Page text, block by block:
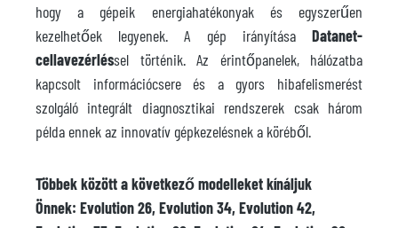
hogy a gépeik energiahatékonyak és egyszerűen
kezelhetőek legyenek. A gép irányítása Datanet-
cellavezérléssel történik. Az érintőpanelek, hálózatba
kapcsolt információcsere és a gyors hibafelismerést
szolgáló integrált diagnosztikai rendszerek csak három
példa ennek az innovatív gépkezelésnek a köréből.
Többek között a következő modelleket kínáljuk
Önnek: Evolution 26, Evolution 34, Evolution 42,